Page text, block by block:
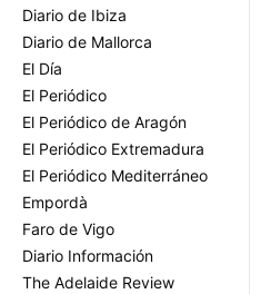
Diario de Ibiza
Diario de Mallorca
El Día
El Periódico
El Periódico de Aragón
El Periódico Extremadura
El Periódico Mediterráneo
Empordà
Faro de Vigo
Diario Información
The Adelaide Review